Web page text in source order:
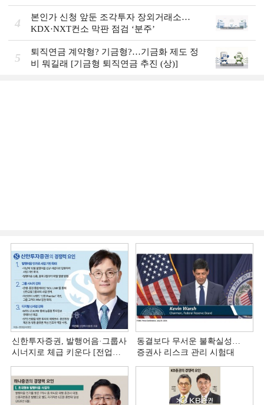
4
본인가 신청 앞둔 조각투자 장외거래소…
KDX·NXT컨소 막판 점검 ‘분주’
5
퇴직연금 계약형? 기금형?…기금화 제도 정
비 뭐길래 [기금형 퇴직연금 추진 (상)]
신한투자증권, 발행어음·그룹사
시너지로 체급 키운다 [전업계
동결보다 무서운 불확실성…
증권사 리스크 관리 시험대